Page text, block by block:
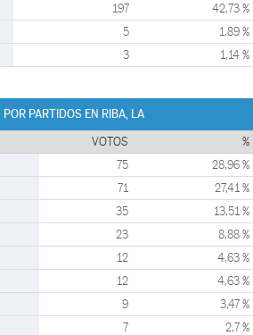
197 42,73 %
5 1,89 %
3 1,14 %
PARTIDOS EN RIBA, LA
VOTOS %
75 28,96 %
71 27,41 %
35 13,51 %
23 8,88 %
12 4,63 %
12 4,63 %
9 3,47 %
7 2,7 %